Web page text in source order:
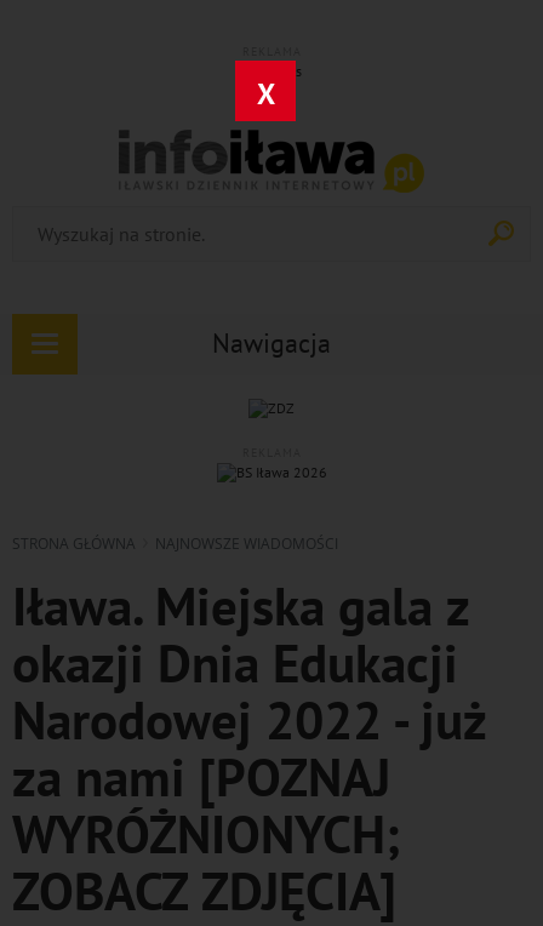
X
Nawigacja
Rozwiń
STRONA GŁÓWNA NAJNOWSZE WIADOMOŚCI
Iława. Miejska gala z
okazji Dnia Edukacji
Narodowej 2022 - już
za nami [POZNAJ
WYRÓŻNIONYCH;
ZOBACZ ZDJĘCIA]